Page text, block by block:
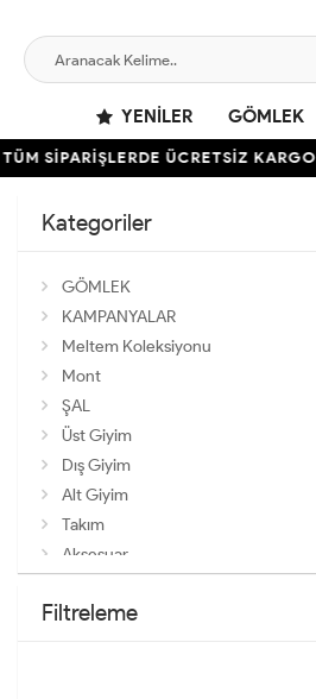
YENILER GÖMLEK
SİPARİŞLERDE ÜCRETSİZ
Kategoriler
GÖMLEK
KAMPANYALAR
Meltem Koleksiyonu
Mont
ŞAL
Üst Giyim
Dış Giyim
Alt Giyim
Takım
Aksesuar
Filtreleme